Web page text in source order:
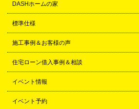
DASHホームの家
標準仕様
施工事例＆お客様の声
住宅ローン借入事例＆相談
イベント情報
イベント予約